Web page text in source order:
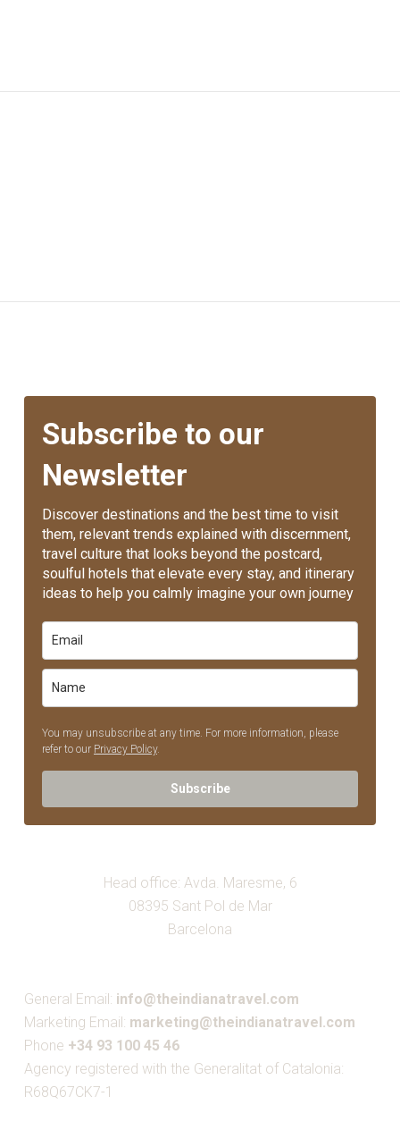
Subscribe to our
Newsletter
Discover destinations and the best time to visit
them, relevant trends explained with discernment,
travel culture that looks beyond the postcard,
soulful hotels that elevate every stay, and itinerary
ideas to help you calmly imagine your own journey
You may unsubscribe at any time. For more information, please
refer to our Privacy Policy.
Subscribe
Head office: Avda. Maresme, 6
08395 Sant Pol de Mar
Barcelona
General Email: info@theindianatravel.com
Marketing Email: marketing@theindianatravel.com
Phone +34 93 100 45 46
Agency registered with the Generalitat of Catalonia:
R68Q67CK7-1